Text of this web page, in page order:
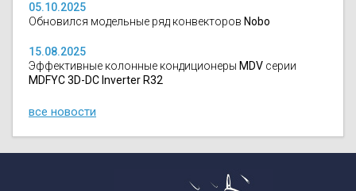
05.10.2025
Обновился модельные ряд конвекторов Nobo
15.08.2025
Эффективные колонные кондиционеры MDV серии
MDFYC 3D-DC Inverter R32
все новости